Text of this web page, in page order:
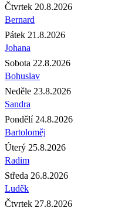
Čtvrtek 20.8.2026
Bernard
Pátek 21.8.2026
Johana
Sobota 22.8.2026
Bohuslav
Neděle 23.8.2026
Sandra
Pondělí 24.8.2026
Bartoloměj
Úterý 25.8.2026
Radim
Středa 26.8.2026
Luděk
Čtvrtek 27.8.2026